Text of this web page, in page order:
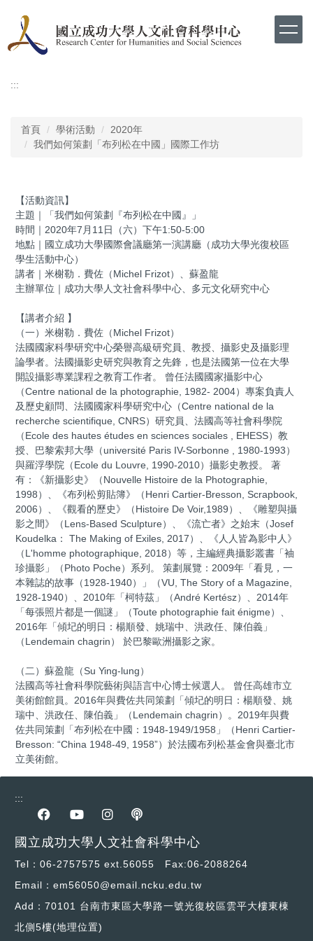
要
容
:::
首頁 學術活動
2020年
我們如何策劃「布列松在中國」國際工作坊
【活動資訊】
主題｜「我們如何策劃『布列松在中國』」
時間｜2020年7月11日（六）下午1:50-5:00
地點｜國立成功大學國際會議廳第一演講廳（成功大學光復校區
學生活動中心）
講者｜米榭勒．費佐（Michel Frizot）、蘇盈龍
主辦單位｜成功大學人文社會科學中心、多元文化研究中心
【講者介紹 】
（一）米榭勒．費佐（Michel Frizot）
法國國家科學研究中心榮譽高級研究員、教授、攝影史及攝影理
論學者。法國攝影史研究與教育之先鋒，也是法國第一位在大學
開設攝影專業課程之教育工作者。 曾任法國國家攝影中心
（Centre national de la photographie, 1982- 2004）專案負責人
及歷史顧問、法國國家科學研究中心（Centre national de la
recherche scientifique, CNRS）研究員、法國高等社會科學院
（Ecole des hautes études en sciences sociales , EHESS）教
授、巴黎索邦大學（université Paris IV-Sorbonne , 1980-1993）
與羅浮學院（Ecole du Louvre, 1990-2010）攝影史教授。 著
有：《新攝影史》（Nouvelle Histoire de la Photographie,
1998）、《布列松剪貼簿》（Henri Cartier-Bresson, Scrapbook,
2006）、《觀看的歷史》（Histoire De Voir,1989）、《雕塑與攝
影之間》（Lens-Based Sculpture）、《流亡者》之始末（Josef
Koudelka： The Making of Exiles, 2017）、《人人皆為影中人》
（L'homme photographique, 2018）等，主編經典攝影叢書「袖
珍攝影」（Photo Poche）系列。 策劃展覽：2009年「看見，一
本雜誌的故事（1928-1940）」（VU, The Story of a Magazine,
1928-1940）、2010年「柯特茲」（André Kertész）、2014年
「每張照片都是一個謎」（Toute photographie fait énigme）、
2016年「傾圮的明日：楊順發、姚瑞中、洪政任、陳伯義」
（Lendemain chagrin） 於巴黎歐洲攝影之家。
（二）蘇盈龍（Su Ying-lung）
法國高等社會科學院藝術與語言中心博士候選人。 曾任高雄市立
美術館館員。2016年與費佐共同策劃「傾圮的明日：楊順發、姚
瑞中、洪政任、陳伯義」（Lendemain chagrin）。2019年與費
佐共同策劃「布列松在中國：1948-1949/1958」（Henri Cartier-
Bresson: “China 1948-49, 1958”）於法國布列松基金會與臺北市
立美術館。
:::
前往Facebook專區
前往youtube專區
前往instagram專區
前往podcast專區
國立成功大學人文社會科學中心
Tel：06-2757575 ext.56055 Fax:06-2088264
Email：em56050@email.ncku.edu.tw
Add：70101 台南市東區大學路一號光復校區雲平大樓東棟
北側5樓(地理位置)